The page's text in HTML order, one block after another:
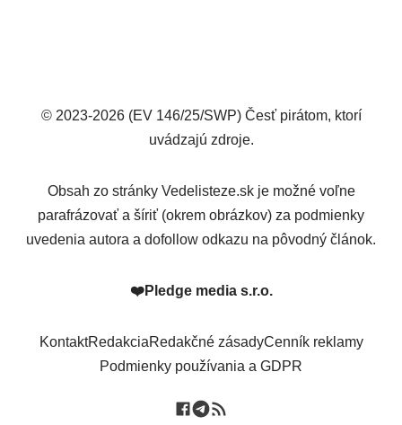
© 2023-2026 (EV 146/25/SWP) Česť pirátom, ktorí
uvádzajú zdroje.
Obsah zo stránky Vedelisteze.sk je možné voľne
parafrázovať a šíriť (okrem obrázkov) za podmienky
uvedenia autora a dofollow odkazu na pôvodný článok.
❤️Pledge media s.r.o.
KontaktRedakciaRedakčné zásadyCenník reklamy
Podmienky používania a GDPR